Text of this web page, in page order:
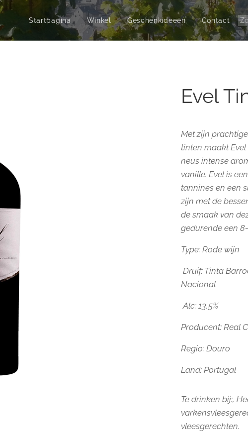
Startpagina Winkel Geschenkideeën Contact
Evel
Met zijn
tinten maakt
neus intense
vanille. Evel is
tannines en een
zijn met de
de smaak van
gedurende een
Type: Rode wijn
Druif: Tinta
Nacional
Alc: 13,5%
Producent: Real
Regio: Douro
Land: Portugal
Te drinken bij:,
vleesgerechten.